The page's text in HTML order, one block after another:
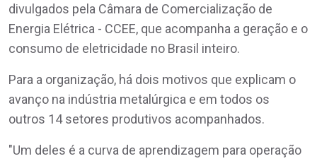
divulgados pela Câmara de Comercialização de
Energia Elétrica - CCEE, que acompanha a geração e o
consumo de eletricidade no Brasil inteiro.
Para a organização, há dois motivos que explicam o
avanço na indústria metalúrgica e em todos os
outros 14 setores produtivos acompanhados.
"Um deles é a curva de aprendizagem para operação